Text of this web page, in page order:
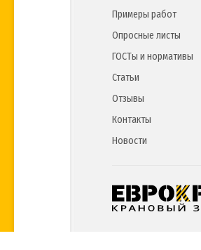
Примеры работ
Опросные листы
ГОСТы и нормативы
Статьи
Отзывы
Контакты
Новости